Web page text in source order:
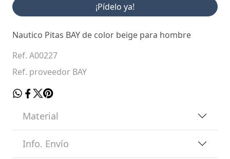
¡Pídelo ya!
Nautico Pitas BAY de color beige para hombre
Ref. A00227
Ref. proveedor BAY
Material
Info. Envío